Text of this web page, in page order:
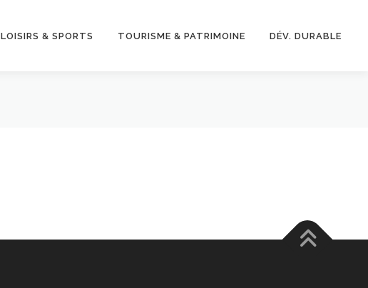
LOISIRS & SPORTS TOURISME & PATRIMOINE DÉV. DURABLE